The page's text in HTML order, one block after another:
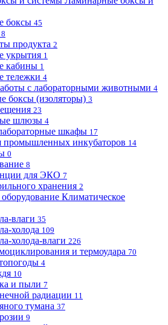
боксы 45
8
продукта 2
укрытия 1
кабины 1
тележки 4
с лабораторными животными 4
боксы (изоляторы) 3
23
шлюзы 4
шкафы 17
промышленных инкубаторов 14
0
8
для ЭКО 7
хранения 2
Климатическое
влаги 35
холода 109
холода-влаги 226
и термоудара 70
4
10
и пыли 7
радиации 11
тумана 37
9